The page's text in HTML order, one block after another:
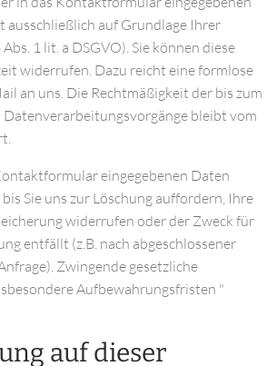
ausschließlich auf Grundlage Ihrer
1 lit. a DSGVO). Sie können diese
widerrufen. Dazu reicht eine formlose
an uns. Die Rechtmäßigkeit der bis zum
bleibt vom
eingegebenen Daten
Sie uns zur Löschung auffordern, Ihre
widerrufen oder der Zweck für
entfällt (z.B. nach abgeschlossener
Zwingende gesetzliche
Aufbewahrungsfristen "
auf dieser